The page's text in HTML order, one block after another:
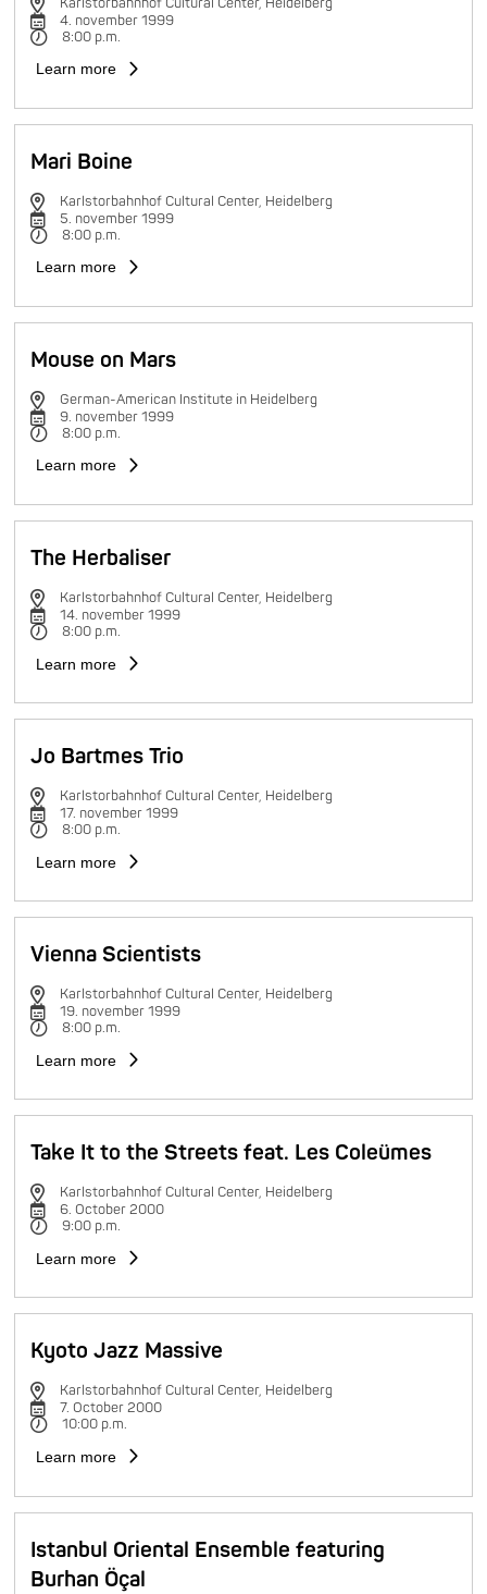
4. november 1999
8:00 p.m.
Learn more
Mari Boine
Karlstorbahnhof Cultural Center, Heidelberg
5. november 1999
8:00 p.m.
Learn more
Mouse on Mars
German-American Institute in Heidelberg
9. november 1999
8:00 p.m.
Learn more
The Herbaliser
Karlstorbahnhof Cultural Center, Heidelberg
14. november 1999
8:00 p.m.
Learn more
Jo Bartmes Trio
Karlstorbahnhof Cultural Center, Heidelberg
17. november 1999
8:00 p.m.
Learn more
Vienna Scientists
Karlstorbahnhof Cultural Center, Heidelberg
19. november 1999
8:00 p.m.
Learn more
Take It to the Streets feat. Les Coleümes
Karlstorbahnhof Cultural Center, Heidelberg
6. October 2000
9:00 p.m.
Learn more
Kyoto Jazz Massive
Karlstorbahnhof Cultural Center, Heidelberg
7. October 2000
10:00 p.m.
Learn more
Istanbul Oriental Ensemble featuring
Burhan Öçal